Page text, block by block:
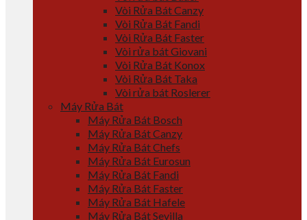
Vòi Rửa Bát Canzy
Vòi Rửa Bát Fandi
Vòi Rửa Bát Faster
Vòi rửa bát Giovani
Vòi Rửa Bát Konox
Vòi Rửa Bát Taka
Vòi rửa bát Roslerer
Máy Rửa Bát
Máy Rửa Bát Bosch
Máy Rửa Bát Canzy
Máy Rửa Bát Chefs
Máy Rửa Bát Eurosun
Máy Rửa Bát Fandi
Máy Rửa Bát Faster
Máy Rửa Bát Hafele
Máy Rửa Bát Sevilla